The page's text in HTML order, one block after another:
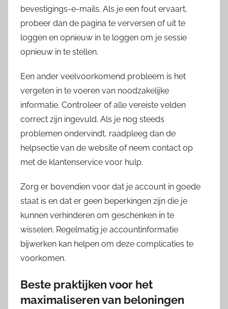
bevestigings-e-mails. Als je een fout ervaart,
probeer dan de pagina te verversen of uit te
loggen en opnieuw in te loggen om je sessie
opnieuw in te stellen.
Een ander veelvoorkomend probleem is het
vergeten in te voeren van noodzakelijke
informatie. Controleer of alle vereiste velden
correct zijn ingevuld. Als je nog steeds
problemen ondervindt, raadpleeg dan de
helpsectie van de website of neem contact op
met de klantenservice voor hulp.
Zorg er bovendien voor dat je account in goede
staat is en dat er geen beperkingen zijn die je
kunnen verhinderen om geschenken in te
wisselen. Regelmatig je accountinformatie
bijwerken kan helpen om deze complicaties te
voorkomen.
Beste praktijken voor het
maximaliseren van beloningen